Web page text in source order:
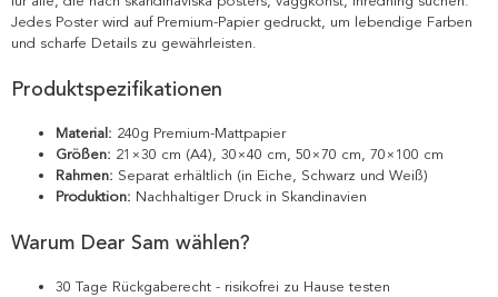
Jedes Poster wird auf Premium-Papier gedruckt, um lebendige Farben
und scharfe Details zu gewährleisten.
Produktspezifikationen
Material: 240g Premium-Mattpapier
Größen: 21×30 cm (A4), 30×40 cm, 50×70 cm, 70×100 cm
Rahmen: Separat erhältlich (in Eiche, Schwarz und Weiß)
Produktion: Nachhaltiger Druck in Skandinavien
Warum Dear Sam wählen?
30 Tage Rückgaberecht - risikofrei zu Hause testen